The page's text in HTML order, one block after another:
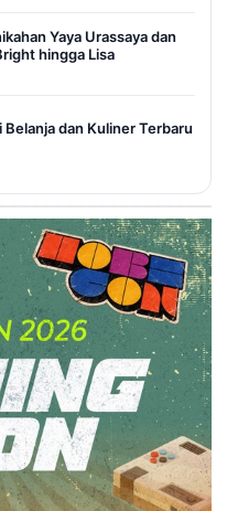
Yaya Urassaya dan
hingga Lisa
dan Kuliner Terbaru